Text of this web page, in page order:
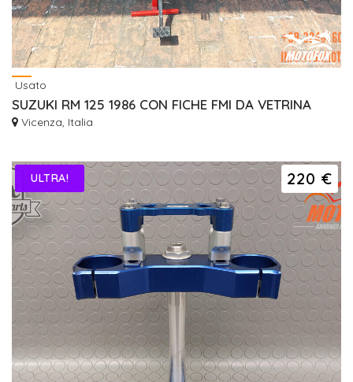
Usato
SUZUKI RM 125 1986 CON FICHE FMI DA VETRINA
Vicenza, Italia
220 €
ULTRA!